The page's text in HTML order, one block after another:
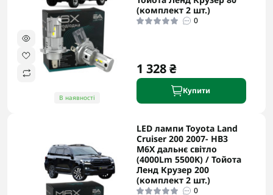
В наявності
(комплект 2 шт.)
0
1 328 ₴
Купити
LED лампи Toyota Land
Cruiser 200 2007- HB3
M6X дальнє світло
(4000Lm 5500K) / Тойота
Ленд Крузер 200
(комплект 2 шт.)
0